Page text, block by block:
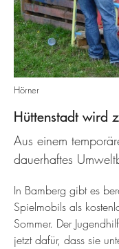
Hörner
Hüttenstadt wird
Aus einem
dauerhaftes
In Bamberg gibt es
Spielmobils als
Sommer. Der
jetzt dafür, dass sie